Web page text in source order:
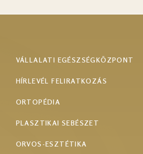
VÁLLALATI EGÉSZSÉGKÖZPONT
HÍRLEVÉL FELIRATKOZÁS
ORTOPÉDIA
PLASZTIKAI SEBÉSZET
ORVOS-ESZTÉTIKA